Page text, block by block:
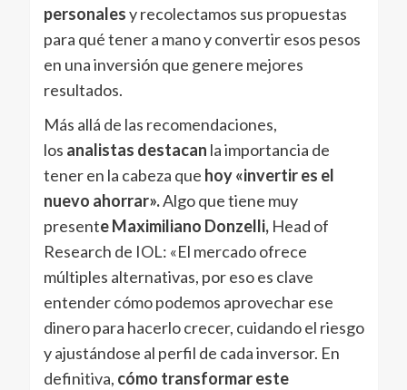
personalesy recolectamos sus propuestas
para qué tener a mano y convertir esos pesos
en una inversión que genere mejores
resultados.
Más allá de las recomendaciones,
los analistas destacan la importancia de
tener en la cabeza que hoy «invertir es el
nuevo ahorrar».Algo que tiene muy
presente Maximiliano Donzelli,Head of
Research de IOL: «El mercado ofrece
múltiples alternativas, por eso es clave
entender cómo podemos aprovechar ese
dinero para hacerlo crecer, cuidando el riesgo
y ajustándose al perfil de cada inversor. En
definitiva, cómo transformar este